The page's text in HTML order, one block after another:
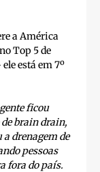
a América
Top 5 de
está em 7º
ficou
brain drain,
a drenagem de
pessoas
fora do país.